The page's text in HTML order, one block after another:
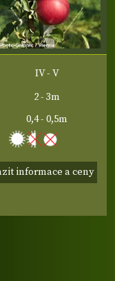
IV - V
2 - 3m
0,4 - 0,5m
informace a ceny